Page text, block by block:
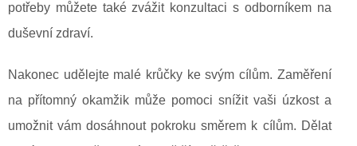
potřeby můžete také zvážit konzultaci s odborníkem na
duševní zdraví.
Nakonec udělejte malé krůčky ke svým cílům. Zaměření
na přítomný okamžik může pomoci snížit vaši úzkost a
umožnit vám dosáhnout pokroku směrem k cílům. Dělat